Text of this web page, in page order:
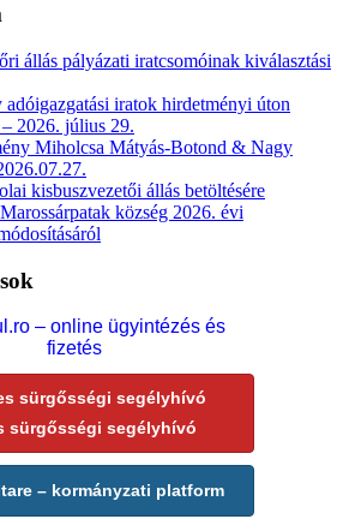
állás pályázati iratcsomóinak kiválasztási
iratok hirdetményi úton
2026. július 29.
Miholcsa Mátyás-Botond & Nagy
kisbuszvezetői állás betöltésére
község 2026. évi
sürgősségi segélyhívó
– kormányzati platform